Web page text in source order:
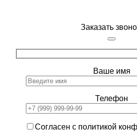
Заказать
Ваше имя
Телефон
Согласен с политикой